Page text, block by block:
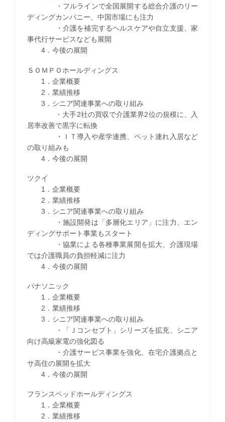
・フルラインで全国展開する総合介護のリー
ディングカンパニー、中国市場にも注力
・介護を補完するヘルスケアや自立支援、家
事代行サービスなども展開
4．今後の展開
ＳＯＭＰＯホールディングス
1．企業概要
2．業績推移
3．シニア関連事業への取り組み
・大手2社の買収で介護業界2位の規模に、入
居率改善で黒字に転換
・ＩＴ導入や産学連携、ペット連れ入居など
の取り組みも
4．今後の展開
ツクイ
1．企業概要
2．業績推移
3．シニア関連事業への取り組み
・施設開発は「多層化エリア」に注力、エン
ディングサポート事業もスタート
・協業による各種事業展開を拡大、介護現場
では介護職員の負担軽減に注力
4．今後の展開
パナソニック
1．企業概要
2．業績推移
3．シニア関連事業への取り組み
・「Ｊコンセプト」シリーズを拡充、シニア
向け高級家電の強化図る
・介護サービス事業を強化、在宅介護拠点と
サ高住の展開を拡大
4．今後の展開
フランスベッドホールディングス
1．企業概要
2．業績推移